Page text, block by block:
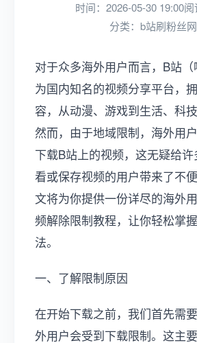
时间：2026-05-30 19:00
分类： b站刷粉丝网
对于众多海外用户而言，B站
为国内知名的视频分享平台，
容，从动漫、游戏到生活、科
然而，由于地域限制，海外用
下载B站上的视频，这无疑给
看或保存视频的用户带来了不
文将为你提供一份详尽的海外
频解除限制教程，让你轻松掌
法。
一、了解限制原因
在开始下载之前，我们首先需
外用户会受到下载限制。这主